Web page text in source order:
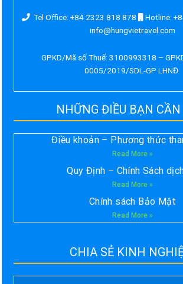
Tel Office: +84 2323 818 878
Hotline:
info@hungvietravel.com
GPKD/Mã số Thuế: 3100993318 –
0005/2019/SDL-GP LHNĐ.
NHỮNG ĐIỀU BẠN
Điều khoản – Phương thức
Read More »
Quy Định – Chính Sách
Read More »
Chính sách Bảo Mật
Read More »
CHIA SẺ KINH